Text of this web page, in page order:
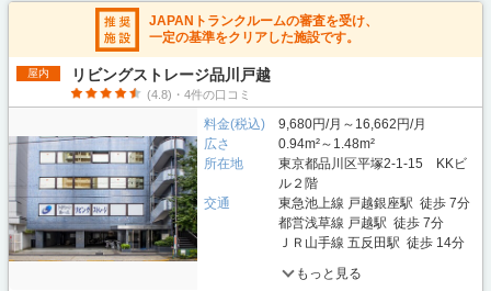
JAPANトランクルームの審査を受け、
一定の基準をクリアした施設です。
屋内 リビングストレージ品川戸越
(4.8)・4件の口コミ
料金(税込)
9,680円/月～16,662円/月
広さ
0.94m²～1.48m²
所在地
東京都品川区平塚2-1-15 KKビ
ル２階
交通
東急池上線 戸越銀座駅 徒歩 7分
都営浅草線 戸越駅 徒歩 7分
ＪＲ山手線 五反田駅 徒歩 14分
もっと見る